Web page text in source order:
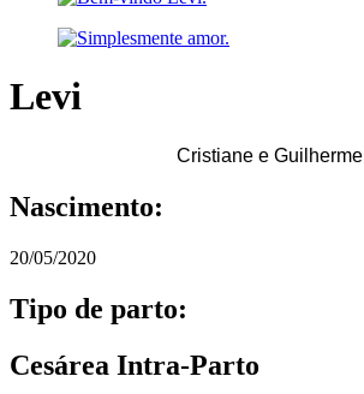
Levi
Cristiane e Guilherme
Nascimento:
20/05/2020
Tipo de parto:
Cesárea Intra-Parto